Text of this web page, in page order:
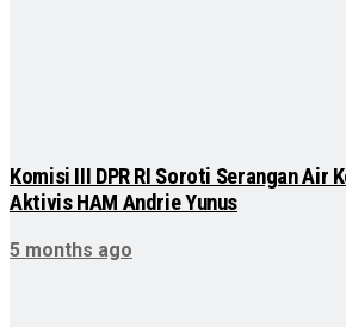
Komisi III DPR RI Soroti Serangan Air
Aktivis HAM Andrie Yunus
5 months ago